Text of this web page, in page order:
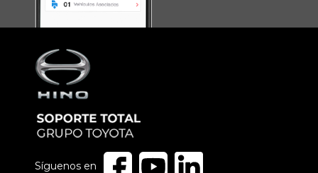
Síguenos en